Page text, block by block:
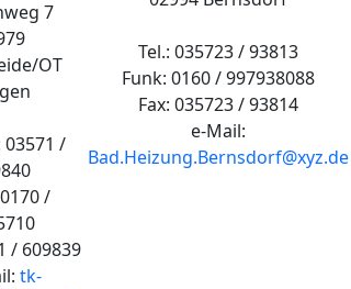
7
OT
03571 /
/
/ 609839
tk-
Tel.: 035723 / 93813
Funk: 0160 / 997938088
Fax: 035723 / 93814
e-Mail:
Bad.Heizung.Bernsdorf@xyz.de